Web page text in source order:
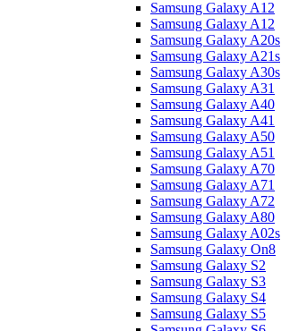
Samsung Galaxy A12
Samsung Galaxy A12
Samsung Galaxy A20s
Samsung Galaxy A21s
Samsung Galaxy A30s
Samsung Galaxy A31
Samsung Galaxy A40
Samsung Galaxy A41
Samsung Galaxy A50
Samsung Galaxy A51
Samsung Galaxy A70
Samsung Galaxy A71
Samsung Galaxy A72
Samsung Galaxy A80
Samsung Galaxy A02s
Samsung Galaxy On8
Samsung Galaxy S2
Samsung Galaxy S3
Samsung Galaxy S4
Samsung Galaxy S5